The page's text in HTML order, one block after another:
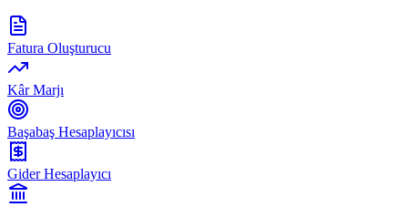
Fatura Oluşturucu
Kâr Marjı
Başabaş Hesaplayıcısı
Gider Hesaplayıcı